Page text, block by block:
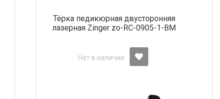
Тёрка педикюрная двусторонняя
лазерная Zinger zo-RC-0905-1-BM
Нет в наличии